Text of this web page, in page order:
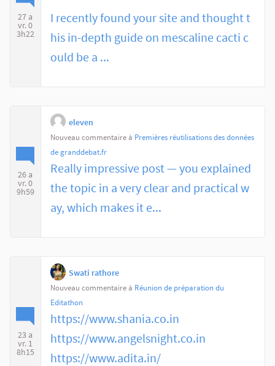
27 a
vr. 0
3h22
I recently found your site and thought t
his in-depth guide on mescaline cacti c
ould be a ...
26 a
vr. 0
9h59
eleven
Nouveau commentaire à Premières réutilisations des données
de granddebat.fr
Really impressive post — you explained
the topic in a very clear and practical w
ay, which makes it e...
23 a
vr. 1
8h15
Swati rathore
Nouveau commentaire à Réunion de préparation du
Editathon
https://www.shania.co.in
https://www.angelsnight.co.in
https://www.adita.in/